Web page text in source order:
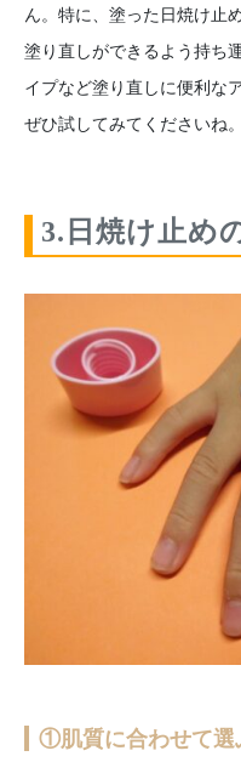
ん。特に、塗った日焼け止
塗り直しができるよう持ち
イプなど塗り直しに便利な
ぜひ試してみてくださいね。
3.日焼け止め
①肌質に合わせて選